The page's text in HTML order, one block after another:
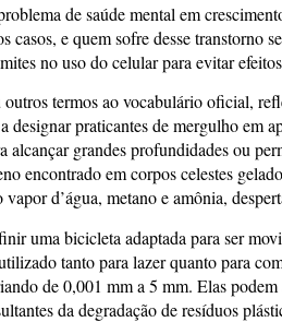
de saúde mental em
e quem sofre desse transtorno
no uso do celular para evitar
termos ao vocabulário oficial,
designar praticantes de mergulho em
alcançar grandes profundidades ou
encontrado em corpos celestes
d’água, metano e amônia,
uma bicicleta adaptada para ser
tanto para lazer quanto para
de 0,001 mm a 5 mm. Elas
da degradação de resíduos